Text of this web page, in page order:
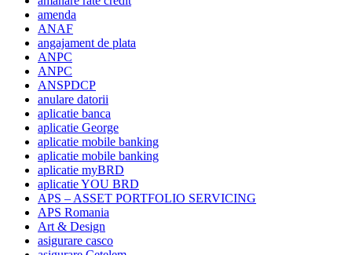
amenda
ANAF
angajament de plata
ANPC
ANPC
ANSPDCP
anulare datorii
aplicatie banca
aplicatie George
aplicatie mobile banking
aplicatie mobile banking
aplicatie myBRD
aplicatie YOU BRD
APS – ASSET PORTFOLIO SERVICING
APS Romania
Art & Design
asigurare casco